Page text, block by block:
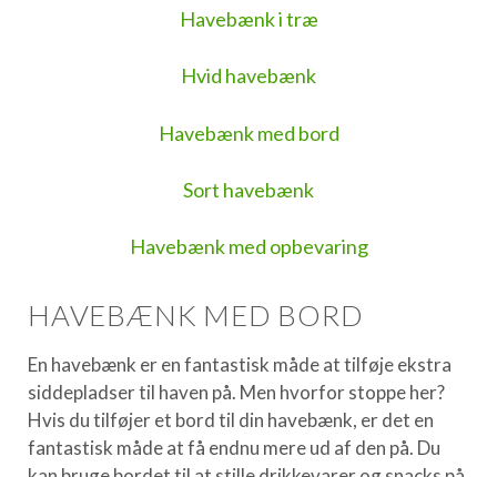
Havebænk i træ
Hvid havebænk
Havebænk med bord
Sort havebænk
Havebænk med opbevaring
HAVEBÆNK MED BORD
En havebænk er en fantastisk måde at tilføje ekstra
siddepladser til haven på. Men hvorfor stoppe her?
Hvis du tilføjer et bord til din havebænk, er det en
fantastisk måde at få endnu mere ud af den på. Du